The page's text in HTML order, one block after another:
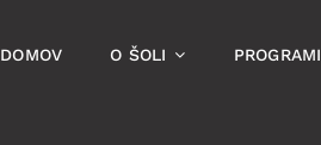
DOMOV O ŠOLI PROGRAMI